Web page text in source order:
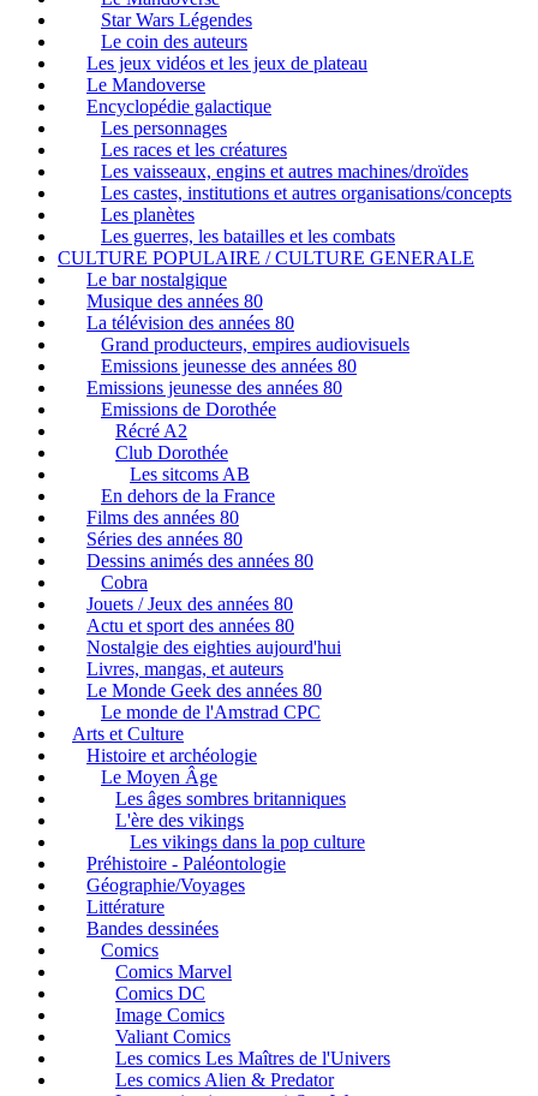
Star Wars Légendes
Le coin des auteurs
Les jeux vidéos et les jeux de plateau
Le Mandoverse
Encyclopédie galactique
Les personnages
Les races et les créatures
Les vaisseaux, engins et autres machines/droïdes
Les castes, institutions et autres organisations/concepts
Les planètes
Les guerres, les batailles et les combats
CULTURE POPULAIRE / CULTURE GENERALE
Le bar nostalgique
Musique des années 80
La télévision des années 80
Grand producteurs, empires audiovisuels
Emissions jeunesse des années 80
Emissions jeunesse des années 80
Emissions de Dorothée
Récré A2
Club Dorothée
Les sitcoms AB
En dehors de la France
Films des années 80
Séries des années 80
Dessins animés des années 80
Cobra
Jouets / Jeux des années 80
Actu et sport des années 80
Nostalgie des eighties aujourd'hui
Livres, mangas, et auteurs
Le Monde Geek des années 80
Le monde de l'Amstrad CPC
Arts et Culture
Histoire et archéologie
Le Moyen Âge
Les âges sombres britanniques
L'ère des vikings
Les vikings dans la pop culture
Préhistoire - Paléontologie
Géographie/Voyages
Littérature
Bandes dessinées
Comics
Comics Marvel
Comics DC
Image Comics
Valiant Comics
Les comics Les Maîtres de l'Univers
Les comics Alien & Predator